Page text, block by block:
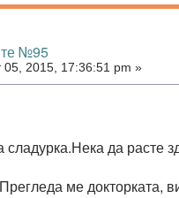
№95
05, 2015, 17:36:51 pm »
сладурка.Нека да расте
ме докторката,